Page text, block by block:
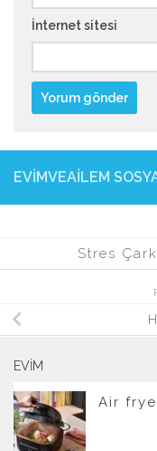
İnternet sitesi
EVIMVEAILEM
Stres
EVIM
Air